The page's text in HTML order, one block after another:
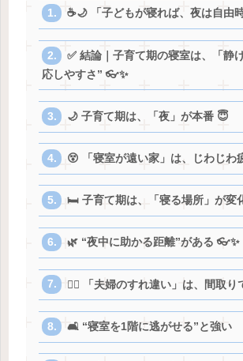
☕🌙 「子どもが寝れば、夜は自由時
✅ 結論｜子育て期の寝室は、「静
応しやすさ” 👓✨
🌙 子育て期は、「夜」が本番 😇
😵 「寝室が遠い家」は、じわじわ
🛏️ 子育て期は、「寝る場所」が変
🌿 “夜中に助かる距離”がある 👓✨
😵‍💫 「夫婦のすれ違い」は、間取り
🛋️ “寝室を1階に逃がせる”と強い